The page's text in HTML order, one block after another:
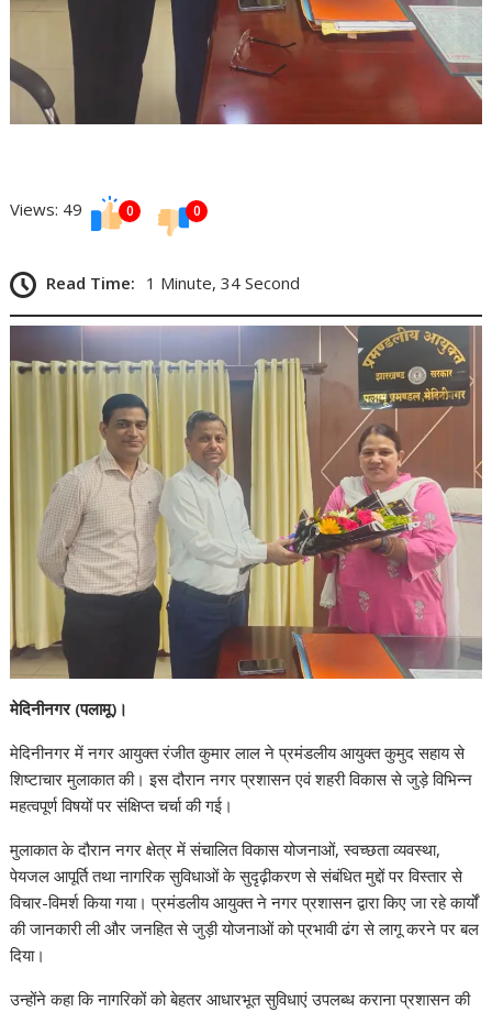
Views: 49 0 0
Read Time: 1 Minute, 34 Second
मेदिनीनगर (पलामू)।
मेदिनीनगर में नगर आयुक्त रंजीत कुमार लाल ने प्रमंडलीय आयुक्त कुमुद सहाय से
शिष्टाचार मुलाकात की। इस दौरान नगर प्रशासन एवं शहरी विकास से जुड़े विभिन्न
महत्वपूर्ण विषयों पर संक्षिप्त चर्चा की गई।
मुलाकात के दौरान नगर क्षेत्र में संचालित विकास योजनाओं, स्वच्छता व्यवस्था,
पेयजल आपूर्ति तथा नागरिक सुविधाओं के सुदृढ़ीकरण से संबंधित मुद्दों पर विस्तार से
विचार-विमर्श किया गया। प्रमंडलीय आयुक्त ने नगर प्रशासन द्वारा किए जा रहे कार्यों
की जानकारी ली और जनहित से जुड़ी योजनाओं को प्रभावी ढंग से लागू करने पर बल
दिया।
उन्होंने कहा कि नागरिकों को बेहतर आधारभूत सुविधाएं उपलब्ध कराना प्रशासन की